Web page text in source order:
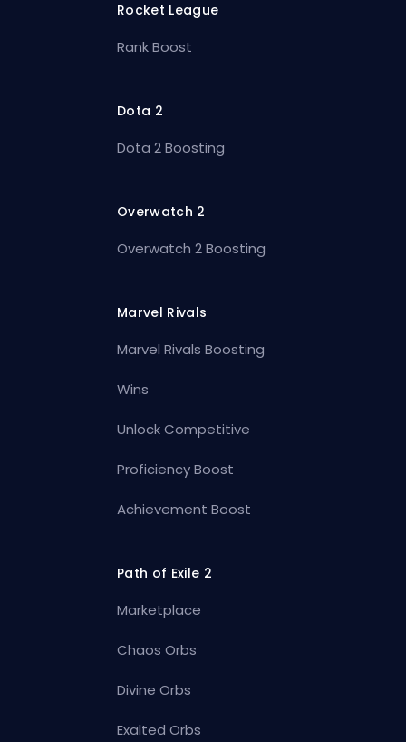
Rocket League
Rank Boost
Dota 2
Dota 2 Boosting
Overwatch 2
Overwatch 2 Boosting
Marvel Rivals
Marvel Rivals Boosting
Wins
Unlock Competitive
Proficiency Boost
Achievement Boost
Path of Exile 2
Marketplace
Chaos Orbs
Divine Orbs
Exalted Orbs